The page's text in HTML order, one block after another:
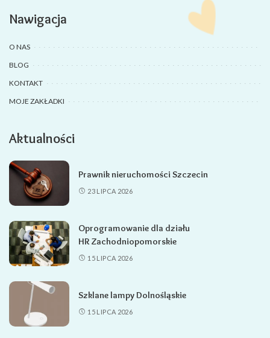
Nawigacja
O NAS
BLOG
KONTAKT
MOJE ZAKŁADKI
Aktualności
Prawnik nieruchomości Szczecin
23 LIPCA 2026
Oprogramowanie dla działu
HR Zachodniopomorskie
15 LIPCA 2026
Szklane lampy Dolnośląskie
15 LIPCA 2026